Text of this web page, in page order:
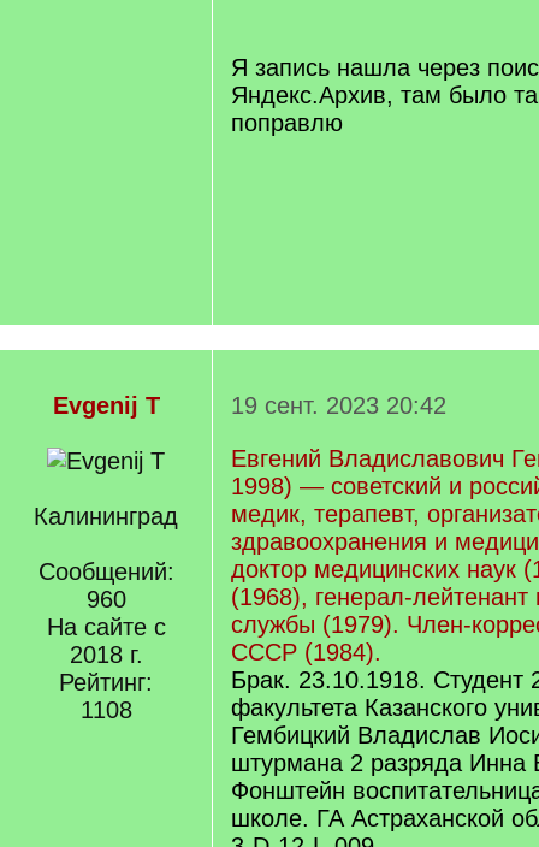
Я запись нашла через
Яндекс.Архив, там было
поправлю
Evgenij T
Калининград
Сообщений:
960
На сайте с
2018 г.
Рейтинг:
1108
19 сент. 2023 20:42
Евгений Владиславович
1998) — советский и
медик, терапевт,
здравоохранения и
доктор медицинских наук
(1968), генерал-
службы (1979). Член-
СССР (1984).
Брак. 23.10.1918. Студент
факультета Казанского
Гембицкий Владислав
штурмана 2 разряда Инна
Фонштейн
школе. ГА Астраханской